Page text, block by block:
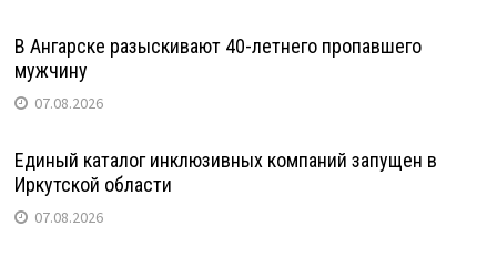
В Ангарске разыскивают 40-летнего пропавшего
мужчину
07.08.2026
Единый каталог инклюзивных компаний запущен в
Иркутской области
07.08.2026